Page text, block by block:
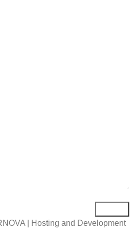
| Hosting and Development